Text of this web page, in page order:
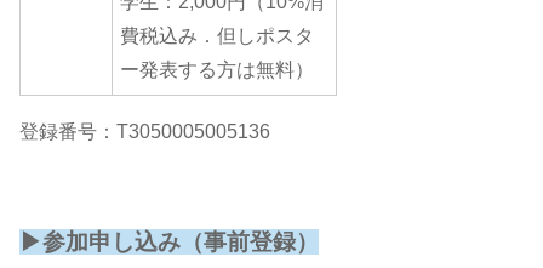
費税込み．但しポスタ
ー発表する方は無料）
登録番号：T3050005005136
▶参加申し込み（事前登録）